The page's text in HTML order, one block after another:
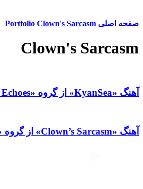
صفحه اصلی Portfolio Clown's Sarcasm
Clown's Sarcasm
آهنگ «KyanSea» از گروه «Skew Echoes»
آهنگ «Clown’s Sarcasm» از گروه «Skew Echoes»